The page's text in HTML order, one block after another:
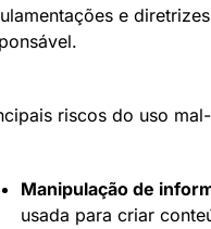
e
riscos do uso
Manipulação de
usada para criar